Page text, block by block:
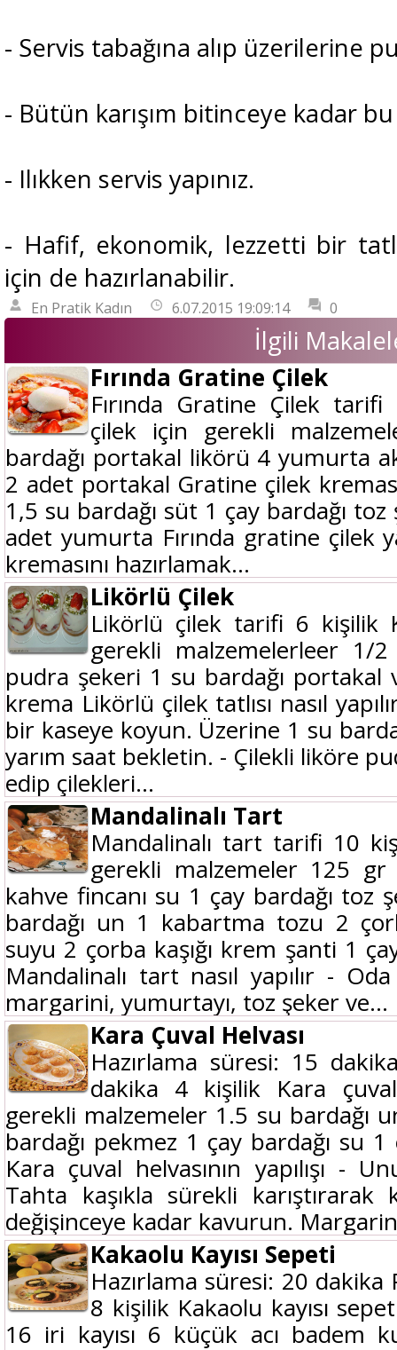
- Servis tabağına alıp üzerilerine
- Bütün karışım bitinceye kadar
- Ilıkken servis yapınız.
- Hafif, ekonomik, lezzetti bir
için de hazırlanabilir.
En Pratik Kadın 6.07.2015 19:09:14 0
İlgili
Fırında Gratine Çilek
Fırında Gratine Çilek
çilek için gerekli
bardağı portakal likörü 4 yumurta
2 adet portakal Gratine çilek
1,5 su bardağı süt 1 çay bardağı
adet yumurta Fırında gratine çilek
kremasını hazırlamak...
Likörlü Çilek
Likörlü çilek tarifi 6 kişilik
gerekli malzemelerleer 1/
pudra şekeri 1 su bardağı
krema Likörlü çilek tatlısı nasıl
bir kaseye koyun. Üzerine 1 su
yarım saat bekletin. - Çilekli liköre
edip çilekleri...
Mandalinalı Tart
Mandalinalı tart tarifi 10
gerekli malzemeler 125
kahve fincanı su 1 çay bardağı toz
bardağı un 1 kabartma tozu 2
suyu 2 çorba kaşığı krem şanti 1
Mandalinalı tart nasıl yapılır - Oda
margarini, yumurtayı, toz şeker ve...
Kara Çuval Helvası
Hazırlama süresi: 15
dakika 4 kişilik Kara çuval
gerekli malzemeler 1.5 su bardağı
bardağı pekmez 1 çay bardağı su
Kara çuval helvasının yapılışı -
Tahta kaşıkla sürekli
değişinceye kadar kavurun.
Kakaolu Kayısı Sepeti
Hazırlama süresi: 20
8 kişilik Kakaolu kayısı
16 iri kayısı 6 küçük acı badem